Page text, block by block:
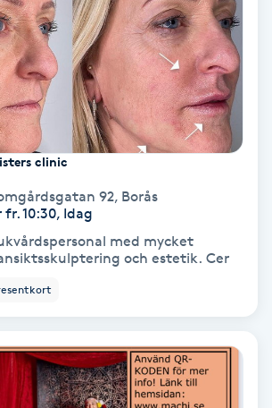
clinic
92, Borås
fr. 10:30, Idag
med mycket
och estetik. Cer